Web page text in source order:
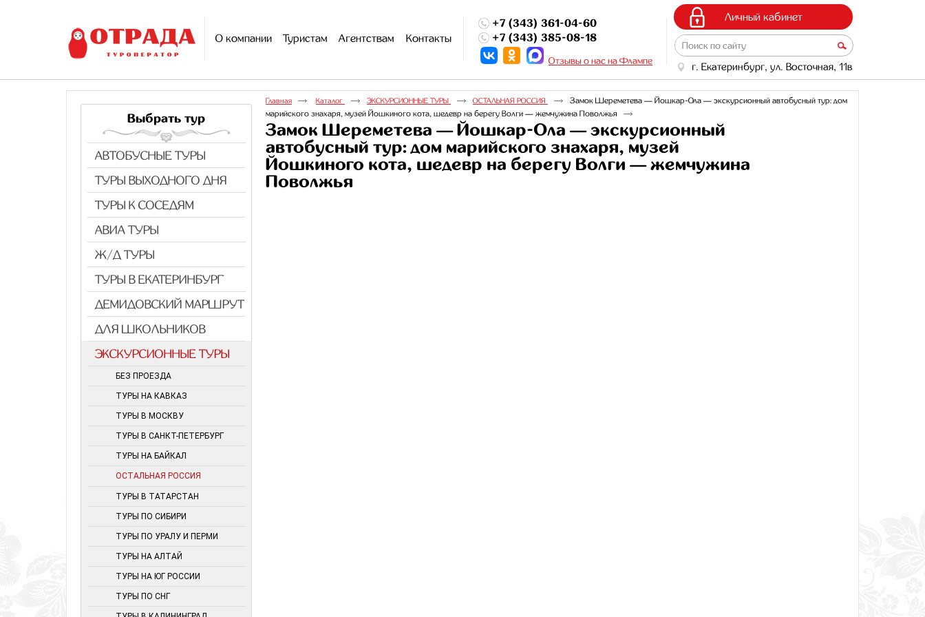
+7 (343) 361-04-60
+7 (343) 385-08-18
Отзывы о нас на Флампе
Личный кабинет
г. Екатеринбург, ул. Восточная, 11в
О компании Туристам Агентствам Контакты
Выбрать тур
АВТОБУСНЫЕ ТУРЫ
ТУРЫ ВЫХОДНОГО ДНЯ
ТУРЫ К СОСЕДЯМ
АВИА ТУРЫ
Ж/Д ТУРЫ
ТУРЫ В ЕКАТЕРИНБУРГ
ДЕМИДОВСКИЙ МАРШРУТ
ДЛЯ ШКОЛЬНИКОВ
ЭКСКУРСИОННЫЕ ТУРЫ
БЕЗ ПРОЕЗДА
ТУРЫ НА КАВКАЗ
ТУРЫ В МОСКВУ
ТУРЫ В САНКТ-ПЕТЕРБУРГ
ТУРЫ НА БАЙКАЛ
ОСТАЛЬНАЯ РОССИЯ
ТУРЫ В ТАТАРСТАН
ТУРЫ ПО СИБИРИ
ТУРЫ ПО УРАЛУ И ПЕРМИ
ТУРЫ НА АЛТАЙ
ТУРЫ НА ЮГ РОССИИ
ТУРЫ ПО СНГ
Главная Каталог ЭКСКУРСИОННЫЕ ТУРЫ ОСТАЛЬНАЯ РОССИЯ
Замок Шереметева — Йошкар-Ола — экскурсионный автобусный тур: дом
марийского знахаря, музей Йошкиного кота, шедевр на берегу Волги — жемчужина Поволжья
Замок Шереметева — Йошкар-Ола — экскурсионный
автобусный тур: дом марийского знахаря, музей
Йошкиного кота, шедевр на берегу Волги — жемчужина
Поволжья